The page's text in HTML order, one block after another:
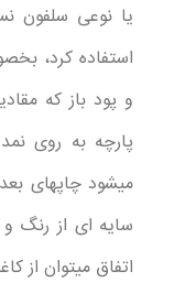
یا نوعی سلفون
استفاده کرد،
و پود باز که
پارچه به روی
میشود چاپهای
سایه ای از رنگ
اتفاق میتوان از